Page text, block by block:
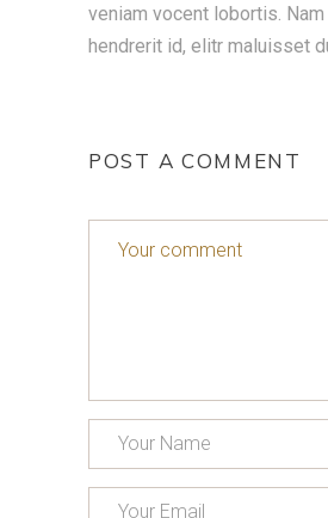
veniam vocent lobortis.
hendrerit id, elitr maluisset
POST A COMMENT